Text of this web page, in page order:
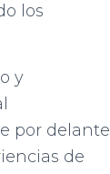
los
y
por delante
de